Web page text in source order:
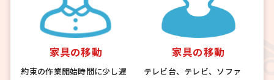
家具の移動
約束の作業開始時間に少し遅
家具の移動
テレビ台、テレビ、ソファ